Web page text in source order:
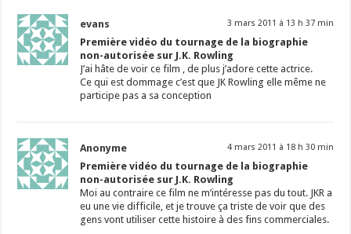
evans 3 mars 2011 à 13 h 37 min
Première vidéo du tournage de la biographie
non-autorisée sur J.K. Rowling
J’ai hâte de voir ce film , de plus j’adore cette actrice.
Ce qui est dommage c’est que JK Rowling elle même ne
participe pas a sa conception
Anonyme 4 mars 2011 à 18 h 30 min
Première vidéo du tournage de la biographie
non-autorisée sur J.K. Rowling
Moi au contraire ce film ne m’intéresse pas du tout. JKR a
eu une vie difficile, et je trouve ça triste de voir que des
gens vont utiliser cette histoire à des fins commerciales.